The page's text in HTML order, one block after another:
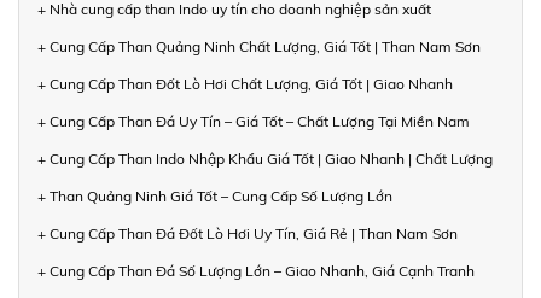
+ Nhà cung cấp than Indo uy tín cho doanh nghiệp sản xuất
+ Cung Cấp Than Quảng Ninh Chất Lượng, Giá Tốt | Than Nam Sơn
+ Cung Cấp Than Đốt Lò Hơi Chất Lượng, Giá Tốt | Giao Nhanh
+ Cung Cấp Than Đá Uy Tín – Giá Tốt – Chất Lượng Tại Miền Nam
+ Cung Cấp Than Indo Nhập Khẩu Giá Tốt | Giao Nhanh | Chất Lượng
+ Than Quảng Ninh Giá Tốt – Cung Cấp Số Lượng Lớn
+ Cung Cấp Than Đá Đốt Lò Hơi Uy Tín, Giá Rẻ | Than Nam Sơn
+ Cung Cấp Than Đá Số Lượng Lớn – Giao Nhanh, Giá Cạnh Tranh